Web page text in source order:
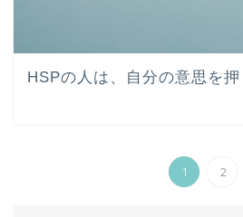
HSPの人は、自分の意思を
1 2